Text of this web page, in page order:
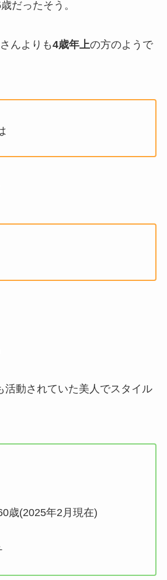
だったそう。
んよりも4歳年上の方のようで
活動されていた美人でスタイル
歳(2025年2月現在)